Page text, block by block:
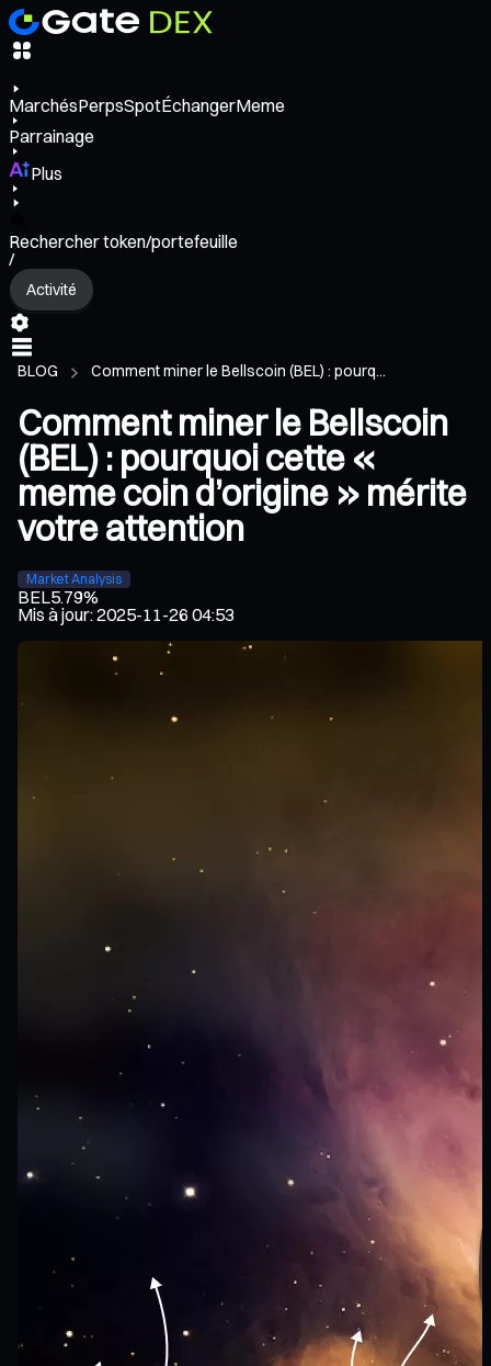
MarchésPerpsSpotÉchangerMeme
Parrainage
Plus
Rechercher token/portefeuille
/
Activité
BLOG Comment miner le Bellscoin (BEL) : pourq...
Comment miner le Bellscoin
(BEL) : pourquoi cette «
meme coin d’origine » mérite
votre attention
Market Analysis
BEL5.79%
Mis à jour:2025-11-26 04:53